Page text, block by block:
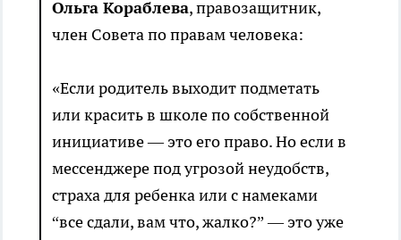
Ольга Кораблева, правозащитник,
член Совета по правам человека:
«Если родитель выходит подметать
или красить в школе по собственной
инициативе — это его право. Но если в
мессенджере под угрозой неудобств,
страха для ребенка или с намеками
“все сдали, вам что, жалко?” — это уже